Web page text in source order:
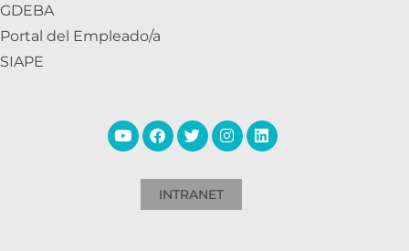
GDEBA
Portal del Empleado/a
SIAPE
INTRANET